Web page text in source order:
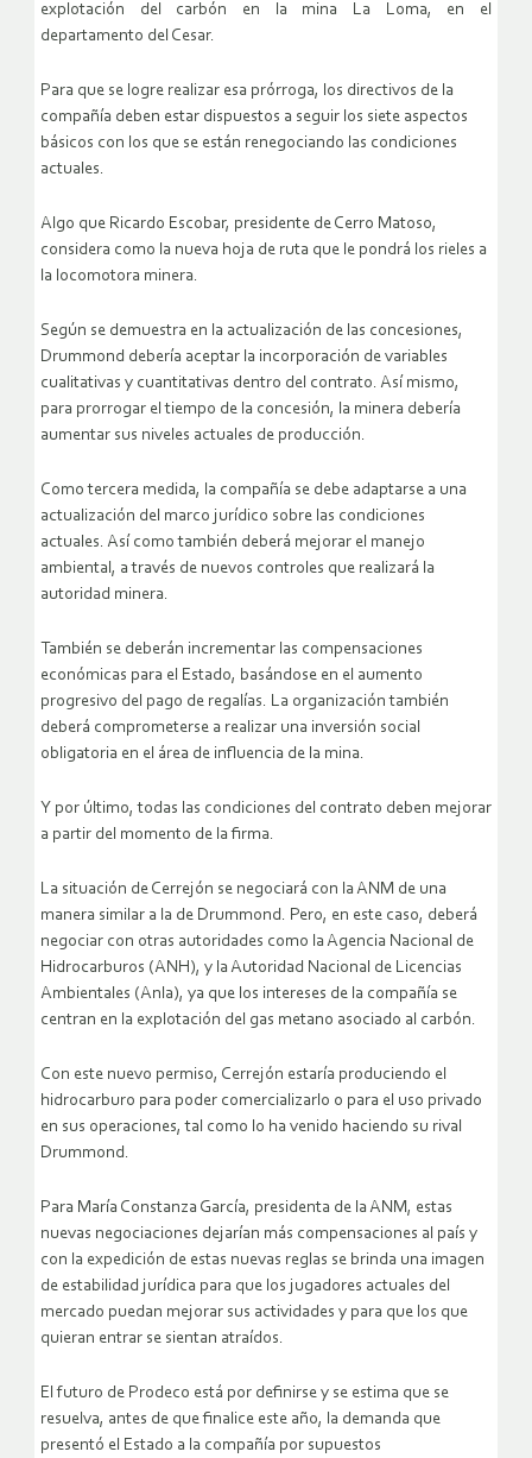
explotación del carbón en la mina La Loma, en el
departamento del Cesar.
Para que se logre realizar esa prórroga, los directivos de la
compañía deben estar dispuestos a seguir los siete aspectos
básicos con los que se están renegociando las condiciones
actuales.
Algo que Ricardo Escobar, presidente de Cerro Matoso,
considera como la nueva hoja de ruta que le pondrá los rieles a
la locomotora minera.
Según se demuestra en la actualización de las concesiones,
Drummond debería aceptar la incorporación de variables
cualitativas y cuantitativas dentro del contrato. Así mismo,
para prorrogar el tiempo de la concesión, la minera debería
aumentar sus niveles actuales de producción.
Como tercera medida, la compañía se debe adaptarse a una
actualización del marco jurídico sobre las condiciones
actuales. Así como también deberá mejorar el manejo
ambiental, a través de nuevos controles que realizará la
autoridad minera.
También se deberán incrementar las compensaciones
económicas para el Estado, basándose en el aumento
progresivo del pago de regalías. La organización también
deberá comprometerse a realizar una inversión social
obligatoria en el área de influencia de la mina.
Y por último, todas las condiciones del contrato deben mejorar
a partir del momento de la firma.
La situación de Cerrejón se negociará con la ANM de una
manera similar a la de Drummond. Pero, en este caso, deberá
negociar con otras autoridades como la Agencia Nacional de
Hidrocarburos (ANH), y la Autoridad Nacional de Licencias
Ambientales (Anla), ya que los intereses de la compañía se
centran en la explotación del gas metano asociado al carbón.
Con este nuevo permiso, Cerrejón estaría produciendo el
hidrocarburo para poder comercializarlo o para el uso privado
en sus operaciones, tal como lo ha venido haciendo su rival
Drummond.
Para María Constanza García, presidenta de la ANM, estas
nuevas negociaciones dejarían más compensaciones al país y
con la expedición de estas nuevas reglas se brinda una imagen
de estabilidad jurídica para que los jugadores actuales del
mercado puedan mejorar sus actividades y para que los que
quieran entrar se sientan atraídos.
El futuro de Prodeco está por definirse y se estima que se
resuelva, antes de que finalice este año, la demanda que
presentó el Estado a la compañía por supuestos